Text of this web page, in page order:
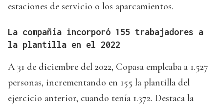
estaciones de servicio o los aparcamientos.
La compañía incorporó 155 trabajadores a
la plantilla en el 2022
A 31 de diciembre del 2022, Copasa empleaba a 1.527
personas, incrementando en 155 la plantilla del
ejercicio anterior, cuando tenía 1.372. Destaca la